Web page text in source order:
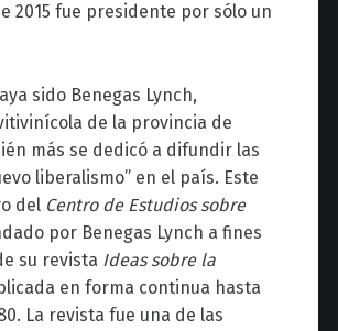
2015 fue presidente por sólo un
sido Benegas Lynch,
de la provincia de
más se dedicó a difundir las
liberalismo” en el país. Este
del Centro de Estudios sobre
por Benegas Lynch a fines
su revista Ideas sobre la
en forma continua hasta
La revista fue una de las